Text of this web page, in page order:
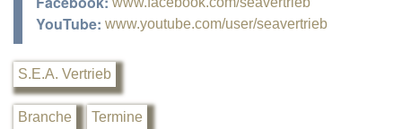
YouTube: www.youtube.com/user/seavertrieb
S.E.A. Vertrieb
Branche Termine